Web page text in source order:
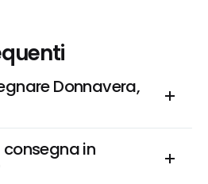
Donnavera,
in